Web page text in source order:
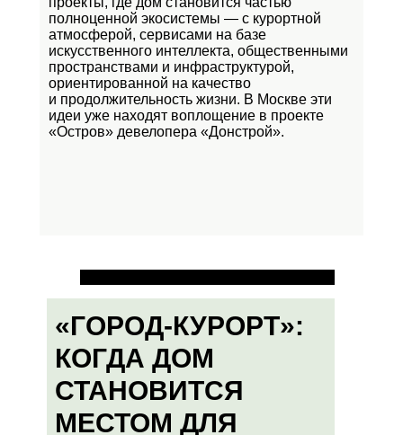
полноценной экосистемы — с курортной
атмосферой, сервисами на базе
искусственного интеллекта, общественными
пространствами и инфраструктурой,
ориентированной на качество
и продолжительность жизни. В Москве эти
идеи уже находят воплощение в проекте
«Остров» девелопера «Донстрой».
«ГОРОД-КУРОРТ»:
КОГДА ДОМ
СТАНОВИТСЯ
МЕСТОМ ДЛЯ